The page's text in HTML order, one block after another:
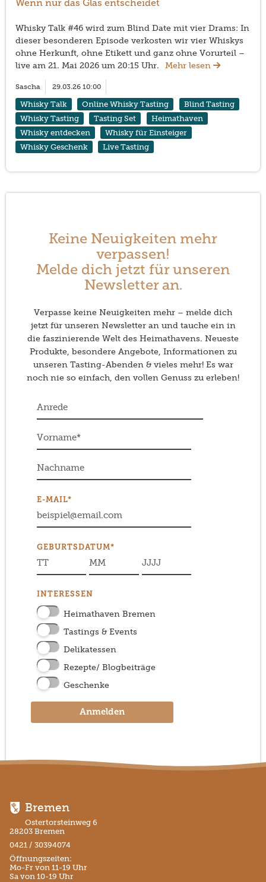
Wenn nur das Glas entscheidet
Whisky Talk #46 wird zum Blind Date mit vier Drams: In
dieser besonderen Episode verkosten wir vier Whiskys
ohne Herkunft, ohne Etikett und ganz ohne Vorurteil –
live am 21. Mai 2026 um 20:15 Uhr.
Mehr lesen
Sascha 29.03.26 10:00
Whisky Talk Online Whisky Tasting
Blind Tasting
Whisky Tasting
Tasting Set
Heimathaven
Whisky entdecken
Whisky für Einsteiger
Whisky Geschenk
Live Tasting
Keine Neuigkeiten mehr
verpassen!
Melde dich jetzt für unseren
Newsletter an.
Verpasse keine Neuigkeiten mehr – melde dich
jetzt für unseren Newsletter an und tauche ein in
die faszinierende Welt des Heimathavens. Neueste
Produkte, besondere Angebote, Informationen zu
unseren Tasting-Abenden & vieles mehr! Es war
noch nie so einfach, den vollen Genuss zu erleben!
E-MAIL*
GEBURTSDATUM*
INTERESSEN
Heimathaven Bremen
Tastings & Events
Delikatessen
Rezepte/ Blogbeiträge
Geschenke
Anmelden
Bremen
Ostertorsteinweg 6
28203 Bremen
0421 / 30394074
Öffnungszeiten:
Mo-Fr von 11-19 Uhr
Sa von 10-19 Uhr